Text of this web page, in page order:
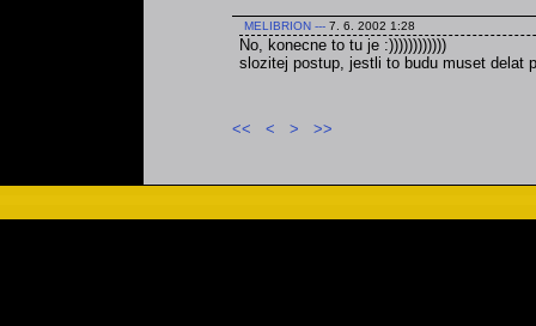
MELIBRION --- 7. 6. 2002 1:28
No, konecne to tu je :))))))))))))
slozitej postup, jestli to budu muset delat
<< < > >>